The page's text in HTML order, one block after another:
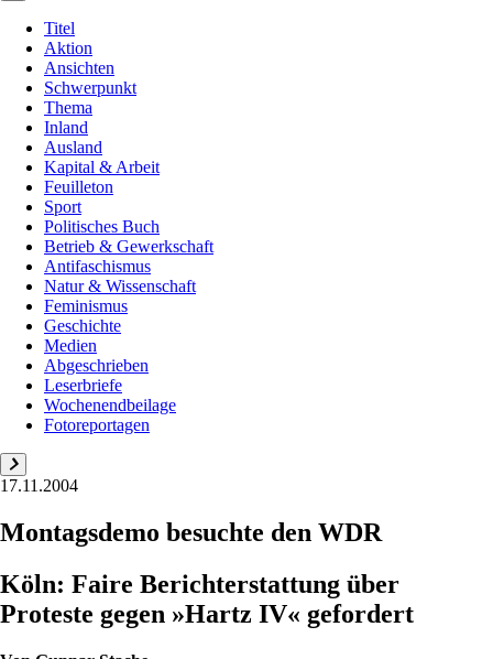
Titel
Aktion
Ansichten
Schwerpunkt
Thema
Inland
Ausland
Kapital & Arbeit
Feuilleton
Sport
Politisches Buch
Betrieb & Gewerkschaft
Antifaschismus
Natur & Wissenschaft
Feminismus
Geschichte
Medien
Abgeschrieben
Leserbriefe
Wochenendbeilage
Fotoreportagen
17.11.2004
Montagsdemo besuchte den WDR
Köln: Faire Berichterstattung über
Proteste gegen »Hartz IV« gefordert